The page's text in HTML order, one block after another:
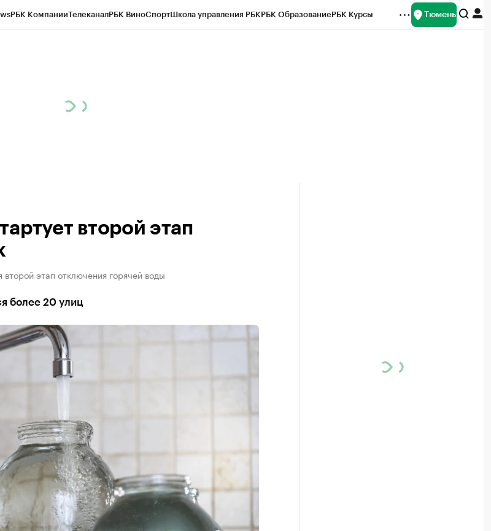
РБК КомпанииТелеканалРБК ВиноСпортШкола управления РБКРБК ОбразованиеРБК Курсы Тюмень
второй этап
этап отключения горячей воды
более 20 улиц